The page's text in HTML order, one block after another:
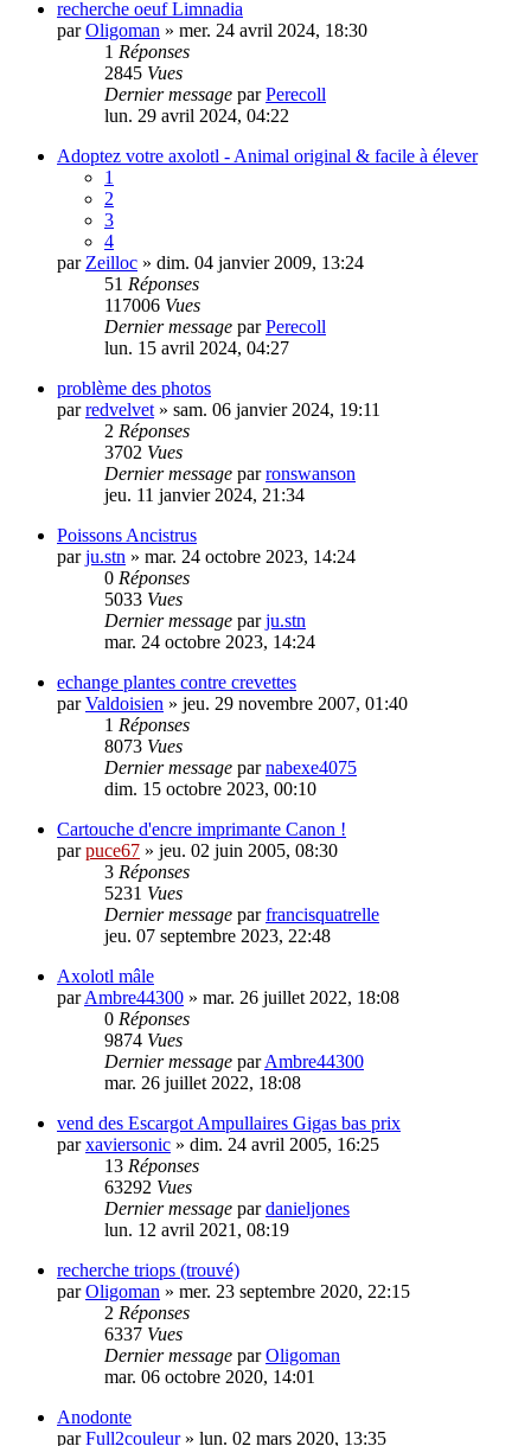
recherche oeuf Limnadia
parOligoman » mer. 24 avril 2024, 18:30
1 Réponses
2845 Vues
Dernier message parPerecoll
lun. 29 avril 2024, 04:22
Adoptez votre axolotl - Animal original & facile à élever
1
2
3
4
parZeilloc » dim. 04 janvier 2009, 13:24
51 Réponses
117006 Vues
Dernier message parPerecoll
lun. 15 avril 2024, 04:27
problème des photos
parredvelvet» sam. 06 janvier 2024, 19:11
2 Réponses
3702 Vues
Dernier message parronswanson
jeu. 11 janvier 2024, 21:34
Poissons Ancistrus
parju.stn » mar. 24 octobre 2023, 14:24
0 Réponses
5033 Vues
Dernier message parju.stn
mar. 24 octobre 2023, 14:24
echange plantes contre crevettes
parValdoisien » jeu. 29 novembre 2007, 01:40
1 Réponses
8073 Vues
Dernier message parnabexe4075
dim. 15 octobre 2023, 00:10
Cartouche d'encre imprimante Canon !
parpuce67 » jeu. 02 juin 2005, 08:30
3 Réponses
5231 Vues
Dernier message parfrancisquatrelle
jeu. 07 septembre 2023, 22:48
Axolotl mâle
parAmbre44300 » mar. 26 juillet 2022, 18:08
0 Réponses
9874 Vues
Dernier message parAmbre44300
mar. 26 juillet 2022, 18:08
vend des Escargot Ampullaires Gigas bas prix
parxaviersonic » dim. 24 avril 2005, 16:25
13 Réponses
63292 Vues
Dernier message pardanieljones
lun. 12 avril 2021, 08:19
recherche triops (trouvé)
parOligoman » mer. 23 septembre 2020, 22:15
2 Réponses
6337 Vues
Dernier message parOligoman
mar. 06 octobre 2020, 14:01
Anodonte
parFull2couleur» lun. 02 mars 2020, 13:35